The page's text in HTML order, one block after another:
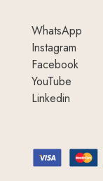
WhatsApp
Instagram
Facebook
YouTube
Linkedin